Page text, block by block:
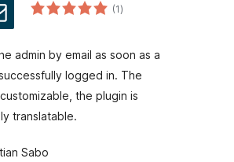
(1vērtējumu
kopsumma
)
admin by email as soon as a
logged in. The
the plugin is
translatable.
Sabo